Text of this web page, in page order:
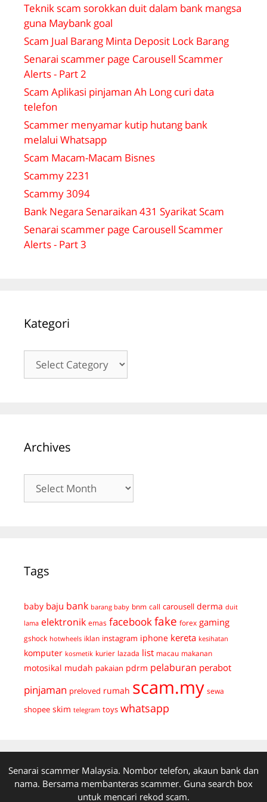
Teknik scam sorokkan duit dalam bank mangsa
guna Maybank goal
Scam Jual Barang Minta Deposit Lock Barang
Senarai scammer page Carousell Scammer
Alerts - Part 2
Scam Aplikasi pinjaman Ah Long curi data
telefon
Scammer menyamar kutip hutang bank
melalui Whatsapp
Scam Macam-Macam Bisnes
Scammy 2231
Scammy 3094
Bank Negara Senaraikan 431 Syarikat Scam
Senarai scammer page Carousell Scammer
Alerts - Part 3
Kategori
Archives
Tags
baby baju bank barang baby bnm call carousell derma duit
lama elektronik emas facebook fake forex gaming
gshock hotwheels iklan instagram iphone kereta kesihatan
komputer kosmetik kurier lazada list macau makanan
motosikal mudah pakaian pdrm pelaburan perabot
pinjaman preloved rumah scam.my sewa
shopee skim telegram toys whatsapp
Senarai scammer Malaysia. Nombor telefon, akaun bank dan
nama. Bersama membanteras scammer. Guna search box
untuk mencari rekod scam.